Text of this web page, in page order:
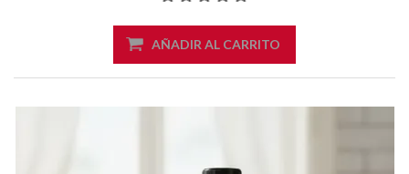
AÑADIR AL CARRITO